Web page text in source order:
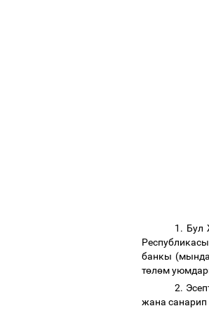
1. Бул
банкы
төлөм
2.
жана санарип